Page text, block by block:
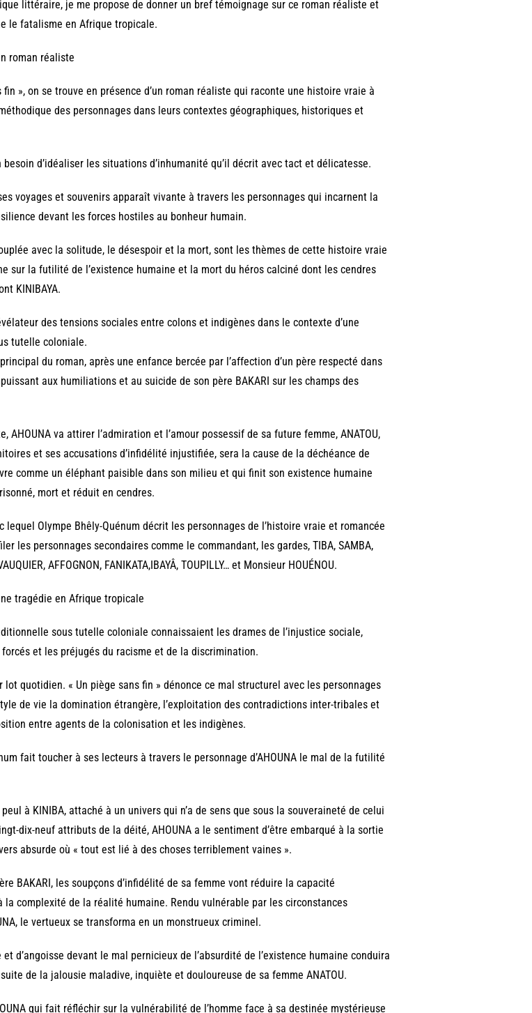
littéraire, je me propose de donner un bref témoignage sur ce roman réaliste et
le fatalisme en Afrique tropicale.
roman réaliste
fin », on se trouve en présence d’un roman réaliste qui raconte une histoire vraie à
des personnages dans leurs contextes géographiques, historiques et
besoin d’idéaliser les situations d’inhumanité qu’il décrit avec tact et délicatesse.
voyages et souvenirs apparaît vivante à travers les personnages qui incarnent la
devant les forces hostiles au bonheur humain.
avec la solitude, le désespoir et la mort, sont les thèmes de cette histoire vraie
sur la futilité de l’existence humaine et la mort du héros calciné dont les cendres
KINIBAYA.
des tensions sociales entre colons et indigènes dans le contexte d’une
tutelle coloniale.
du roman, après une enfance bercée par l’affection d’un père respecté dans
aux humiliations et au suicide de son père BAKARI sur les champs des
AHOUNA va attirer l’admiration et l’amour possessif de sa future femme, ANATOU,
et ses accusations d’infidélité injustifiée, sera la cause de la déchéance de
comme un éléphant paisible dans son milieu et qui finit son existence humaine
mort et réduit en cendres.
lequel Olympe Bhêly-Quénum décrit les personnages de l’histoire vraie et romancée
les personnages secondaires comme le commandant, les gardes, TIBA, SAMBA,
AFFOGNON, FANIKATA,IBAYÂ, TOUPILLY… et Monsieur HOUÉNOU.
tragédie en Afrique tropicale
sous tutelle coloniale connaissaient les drames de l’injustice sociale,
et les préjugés du racisme et de la discrimination.
quotidien. « Un piège sans fin » dénonce ce mal structurel avec les personnages
de vie la domination étrangère, l’exploitation des contradictions inter-tribales et
entre agents de la colonisation et les indigènes.
fait toucher à ses lecteurs à travers le personnage d’AHOUNA le mal de la futilité
à KINIBA, attaché à un univers qui n’a de sens que sous la souveraineté de celui
dix-neuf attributs de la déité, AHOUNA a le sentiment d’être embarqué à la sortie
absurde où « tout est lié à des choses terriblement vaines ».
BAKARI, les soupçons d’infidélité de sa femme vont réduire la capacité
à la complexité de la réalité humaine. Rendu vulnérable par les circonstances
le vertueux se transforma en un monstrueux criminel.
d’angoisse devant le mal pernicieux de l’absurdité de l’existence humaine conduira
de la jalousie maladive, inquiète et douloureuse de sa femme ANATOU.
qui fait réfléchir sur la vulnérabilité de l’homme face à sa destinée mystérieuse